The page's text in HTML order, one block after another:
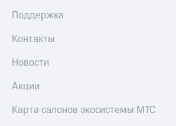
Поддержка
Контакты
Новости
Акции
Карта салонов экосистемы МТС